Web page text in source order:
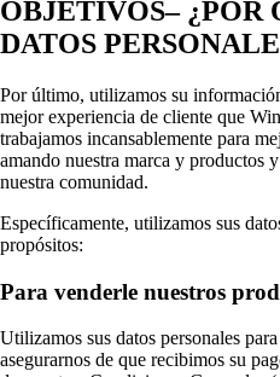
OBJETIVOS– ¿POR
DATOS
Por último, utilizamos su
mejor experiencia de cliente que
trabajamos incansablemente para
amando nuestra marca y productos
nuestra comunidad.
Específicamente, utilizamos sus
propósitos:
Para venderle nuestros
Utilizamos sus datos personales
asegurarnos de que recibimos su